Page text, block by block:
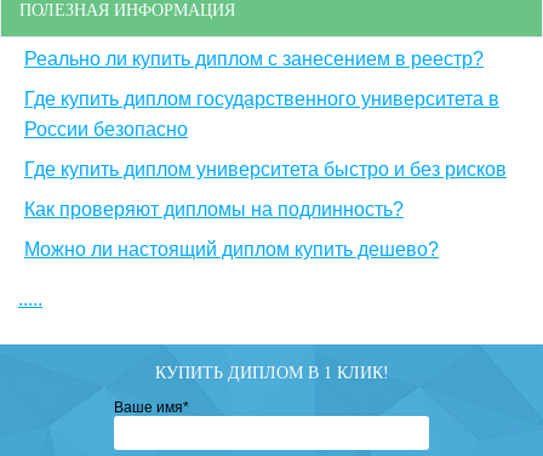
ПОЛЕЗНАЯ ИНФОРМАЦИЯ
Реально ли купить диплом с занесением в реестр?
Где купить диплом государственного университета в
России безопасно
Где купить диплом университета быстро и без рисков
Как проверяют дипломы на подлинность?
Можно ли настоящий диплом купить дешево?
.....
КУПИТЬ ДИПЛОМ В 1 КЛИК!
Ваше имя*